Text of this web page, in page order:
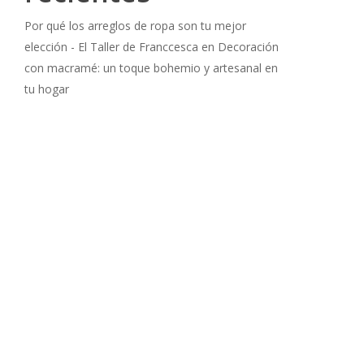
Por qué los arreglos de ropa son tu mejor
elección - El Taller de Franccesca en Decoración
con macramé: un toque bohemio y artesanal en
tu hogar